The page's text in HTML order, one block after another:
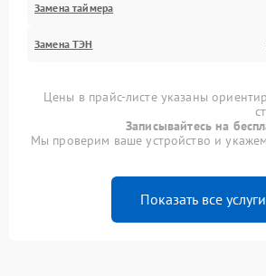
Замена таймера
Замена ТЭН
Цены в прайс-листе указаны
Записывайтесь на
Мы проверим ваше устройство и
Показать все услуги